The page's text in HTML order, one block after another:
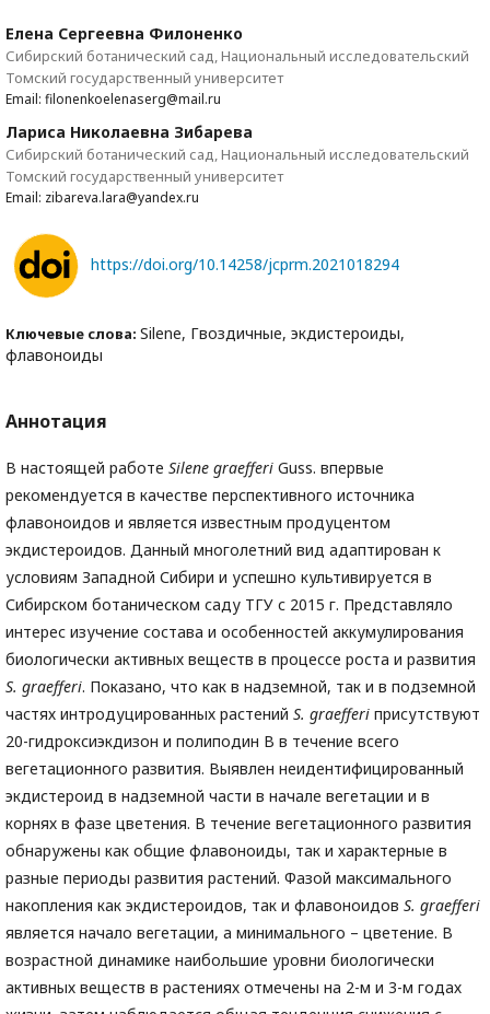
Елена Сергеевна Филоненко
Сибирский ботанический сад, Национальный исследовательский
Томский государственный университет
Email: filonenkoelenaserg@mail.ru
Лариса Николаевна Зибарева
Сибирский ботанический сад, Национальный исследовательский
Томский государственный университет
Email: zibareva.lara@yandex.ru
https://doi.org/10.14258/jcprm.2021018294
Ключевые слова: Silene, Гвоздичные, экдистероиды,
флавоноиды
Аннотация
В настоящей работе Silene graefferi Guss. впервые
рекомендуется в качестве перспективного источника
флавоноидов и является известным продуцентом
экдистероидов. Данный многолетний вид адаптирован к
условиям Западной Сибири и успешно культивируется в
Сибирском ботаническом саду ТГУ с 2015 г. Представляло
интерес изучение состава и особенностей аккумулирования
биологически активных веществ в процессе роста и развития
S. graefferi. Показано, что как в надземной, так и в подземной
частях интродуцированных растений S. graefferi присутствуют
20-гидроксиэкдизон и полиподин В в течение всего
вегетационного развития. Выявлен неидентифицированный
экдистероид в надземной части в начале вегетации и в
корнях в фазе цветения. В течение вегетационного развития
обнаружены как общие флавоноиды, так и характерные в
разные периоды развития растений. Фазой максимального
накопления как экдистероидов, так и флавоноидов S. graefferi
является начало вегетации, а минимального – цветение. В
возрастной динамике наибольшие уровни биологически
активных веществ в растениях отмечены на 2-м и 3-м годах